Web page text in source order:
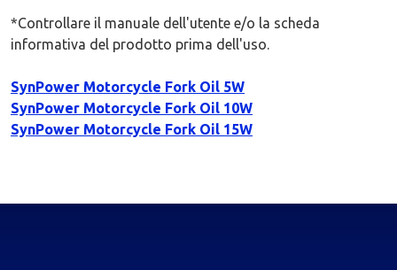
*Controllare il manuale dell'utente e/o la scheda
informativa del prodotto prima dell'uso.
SynPower Motorcycle Fork Oil 5W
SynPower Motorcycle Fork Oil 10W
SynPower Motorcycle Fork Oil 15W